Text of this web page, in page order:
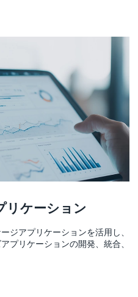
リケーション
ジアプリケーションを活用し、
プリケーションの開発、統合、